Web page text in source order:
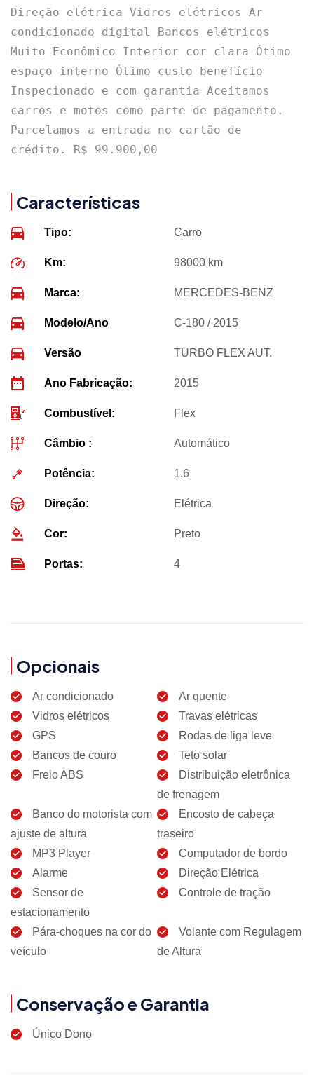
Direção elétrica Vidros elétricos Ar
condicionado digital Bancos elétricos
Muito Econômico Interior cor clara Ótimo
espaço interno Ótimo custo benefício
Inspecionado e com garantia Aceitamos
carros e motos como parte de pagamento.
Parcelamos a entrada no cartão de
crédito. R$ 99.900,00
Características
Tipo: Carro
Km: 98000 km
Marca: MERCEDES-BENZ
Modelo/Ano C-180 / 2015
Versão TURBO FLEX AUT.
Ano Fabricação: 2015
Combustível: Flex
Câmbio : Automático
Potência: 1.6
Direção: Elétrica
Cor: Preto
Portas: 4
Opcionais
Ar condicionado
Ar quente
Vidros elétricos
Travas elétricas
GPS
Rodas de liga leve
Bancos de couro
Teto solar
Freio ABS
Distribuição eletrônica
de frenagem
Banco do motorista com
ajuste de altura
Encosto de cabeça
traseiro
MP3 Player
Computador de bordo
Alarme
Direção Elétrica
Sensor de
estacionamento
Controle de tração
Pára-choques na cor do
veículo
Volante com Regulagem
de Altura
Conservação e Garantia
Único Dono